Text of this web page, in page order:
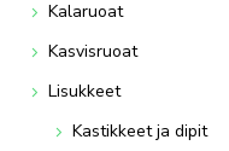
Kalaruoat
Kasvisruoat
Lisukkeet
Kastikkeet ja dipit